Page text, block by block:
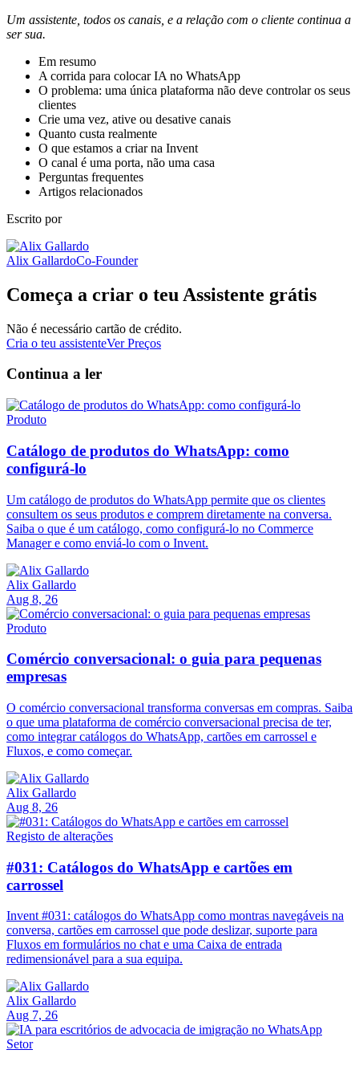
Um assistente, todos os canais, e a relação com o cliente continua a
ser sua.
Em resumo
A corrida para colocar IA no WhatsApp
O problema: uma única plataforma não deve controlar os seus
clientes
Crie uma vez, ative ou desative canais
Quanto custa realmente
O que estamos a criar na Invent
O canal é uma porta, não uma casa
Perguntas frequentes
Artigos relacionados
Escrito por
Alix GallardoCo-Founder
Começa a criar o teu Assistente grátis
Não é necessário cartão de crédito.
Cria o teu assistenteVer Preços
Continua a ler
Produto
Catálogo de produtos do WhatsApp: como
configurá-lo
Um catálogo de produtos do WhatsApp permite que os clientes
consultem os seus produtos e comprem diretamente na conversa.
Saiba o que é um catálogo, como configurá-lo no Commerce
Manager e como enviá-lo com o Invent.
Alix Gallardo
Aug 8, 26
Produto
Comércio conversacional: o guia para pequenas
empresas
O comércio conversacional transforma conversas em compras. Saiba
o que uma plataforma de comércio conversacional precisa de ter,
como integrar catálogos do WhatsApp, cartões em carrossel e
Fluxos, e como começar.
Alix Gallardo
Aug 8, 26
Registo de alterações
#031: Catálogos do WhatsApp e cartões em
carrossel
Invent #031: catálogos do WhatsApp como montras navegáveis na
conversa, cartões em carrossel que pode deslizar, suporte para
Fluxos em formulários no chat e uma Caixa de entrada
redimensionável para a sua equipa.
Alix Gallardo
Aug 7, 26
Setor